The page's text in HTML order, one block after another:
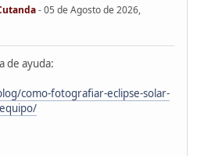
- 05 de Agosto de 2026,
de ayuda:
como-fotografiar-eclipse-solar-